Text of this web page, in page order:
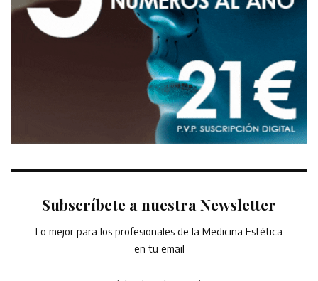
Subscríbete a nuestra Newsletter
Lo mejor para los profesionales de la Medicina Estética
en tu email